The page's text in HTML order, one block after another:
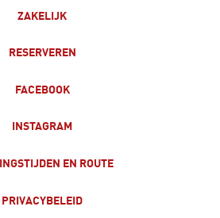
ZAKELIJK
RESERVEREN
FACEBOOK
INSTAGRAM
EN ROUTE
PRIVACYBELEID